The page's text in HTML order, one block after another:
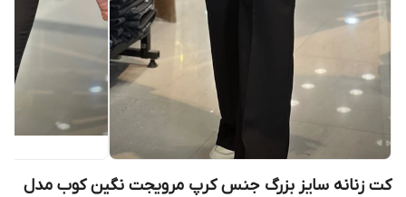
کت زنانه سایز بزرگ جنس کرپ مرویجت نگین کوب مدل